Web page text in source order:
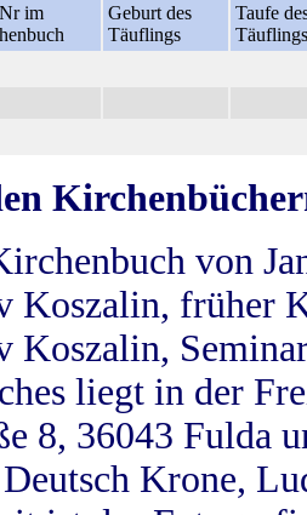
im
Geburt des
Täuflings
Taufe
Täuflings
von
Koszalin, früher
Koszalin,
liegt in der
8, 36043 Fulda
Krone,